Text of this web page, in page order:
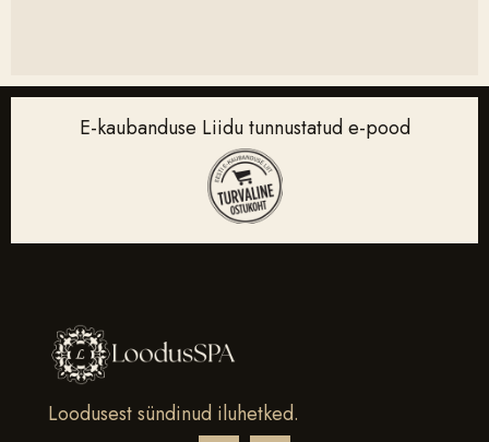
E-kaubanduse Liidu tunnustatud e-pood
Loodusest sündinud iluhetked.